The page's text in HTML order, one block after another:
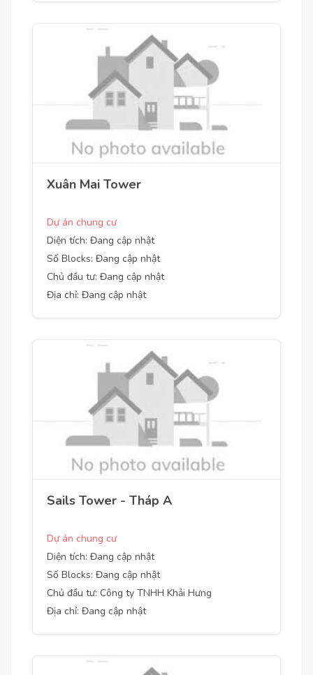
Xuân Mai Tower
Dự án chung cư
Diện tích: Đang cập nhật
Số Blocks: Đang cập nhật
Chủ đầu tư: Đang cập nhật
Địa chỉ: Đang cập nhật
Sails Tower - Tháp A
Dự án chung cư
Diện tích: Đang cập nhật
Số Blocks: Đang cập nhật
Chủ đầu tư: Công ty TNHH Khải Hưng
Địa chỉ: Đang cập nhật